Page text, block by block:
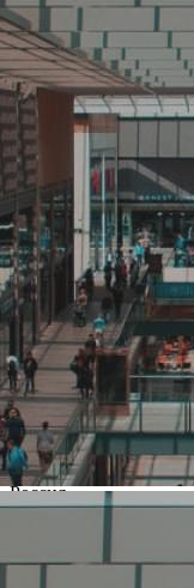
масштабный
социализацию и
место семейного
Дону. В марте 2015
«КидБург» –
1,5 до 14 лет.
2369 (+1)
Навигация
О ритейлере
О компании
Информация о
Где
Контакты
Новости
О
Название:
КидБург
Компания создана в
Россия
Основной вид
Ценовая категория